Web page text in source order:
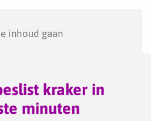
inhoud gaan
kraker in
minuten